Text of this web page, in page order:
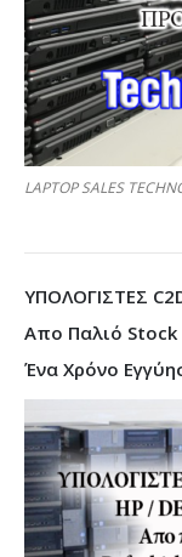
LAPTOP SALES
ΥΠΟΛΟΓΙΣΤΕΣ
Απο Παλιό Stock
Ένα Χρόνο